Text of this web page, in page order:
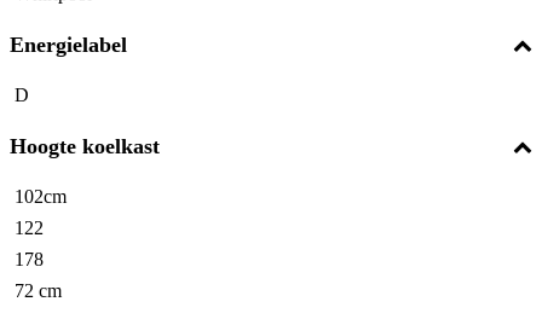
Energielabel
D
Hoogte koelkast
102cm
122
178
72 cm